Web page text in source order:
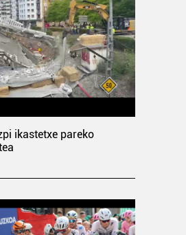
ikastetxe pareko